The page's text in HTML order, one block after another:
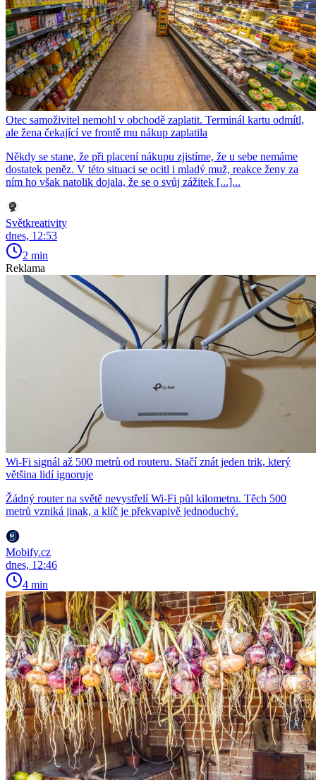
Otec samoživitel nemohl v obchodě zaplatit. Terminál kartu odmítl,
ale žena čekající ve frontě mu nákup zaplatila
Někdy se stane, že při placení nákupu zjistíme, že u sebe nemáme
dostatek peněz. V této situaci se ocitl i mladý muž, reakce ženy za
ním ho však natolik dojala, že se o svůj zážitek [...]...
Světkreativity
dnes, 12:53
2 min
Reklama
Wi-Fi signál až 500 metrů od routeru. Stačí znát jeden trik, který
většina lidí ignoruje
Žádný router na světě nevystřelí Wi-Fi půl kilometru. Těch 500
metrů vzniká jinak, a klíč je překvapivě jednoduchý.
Mobify.cz
dnes, 12:46
4 min